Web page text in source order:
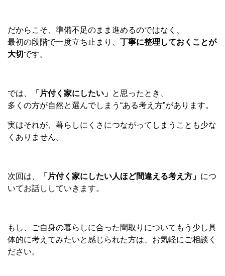
だからこそ、準備不足のまま進めるのではなく、
最初の段階で一度立ち止まり、 丁寧に整理しておくことが
大切です。
では、 「片付く家にしたい」 と思ったとき、
多くの方が自然と選んでしまう “ある考え方”があります。
実はそれが、暮らしにくさにつながってしまうことも少な
くありません。
次回は、 「片付く家にしたい人ほど間違える考え方」 につ
いてお話ししていきます。
もし、ご自身の暮らしに合った間取りについてもう少し具
体的に考えてみたいと感じられた方は、お気軽にご相談く
ださい。